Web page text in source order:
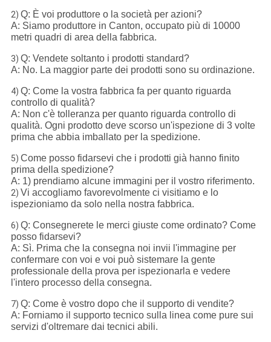
2) Q: È voi produttore o la società per azioni?
A: Siamo produttore in Canton, occupato più di 10000
metri quadri di area della fabbrica.
3) Q: Vendete soltanto i prodotti standard?
A: No. La maggior parte dei prodotti sono su ordinazione.
4) Q: Come la vostra fabbrica fa per quanto riguarda
controllo di qualità?
A: Non c'è tolleranza per quanto riguarda controllo di
qualità. Ogni prodotto deve scorso un'ispezione di 3 volte
prima che abbia imballato per la spedizione.
5) Come posso fidarsevi che i prodotti già hanno finito
prima della spedizione?
A: 1) prendiamo alcune immagini per il vostro riferimento.
2) Vi accogliamo favorevolmente ci visitiamo e lo
ispezioniamo da solo nella nostra fabbrica.
6) Q: Consegnerete le merci giuste come ordinato? Come
posso fidarsevi?
A: Sì. Prima che la consegna noi invii l'immagine per
confermare con voi e voi può sistemare la gente
professionale della prova per ispezionarla e vedere
l'intero processo della consegna.
7) Q: Come è vostro dopo che il supporto di vendite?
A: Forniamo il supporto tecnico sulla linea come pure sui
servizi d'oltremare dai tecnici abili.